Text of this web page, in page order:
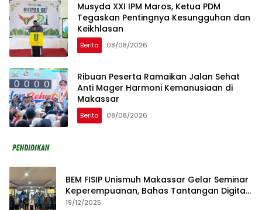
Musyda XXI IPM Maros, Ketua PDM
Tegaskan Pentingnya Kesungguhan dan
Keikhlasan
Berita 08/08/2026
Ribuan Peserta Ramaikan Jalan Sehat
Anti Mager Harmoni Kemanusiaan di
Makassar
Berita 08/08/2026
BEM FISIP Unismuh Makassar Gelar Seminar
Keperempuanan, Bahas Tantangan Digital
dan Budaya Lokal
19/12/2025